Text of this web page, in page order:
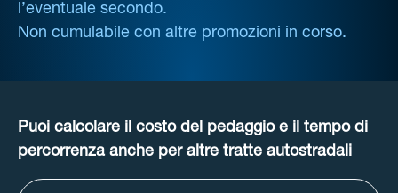
l’eventuale secondo.
Non cumulabile con altre promozioni in corso.
Puoi calcolare il costo del pedaggio e il tempo di
percorrenza anche per altre tratte autostradali